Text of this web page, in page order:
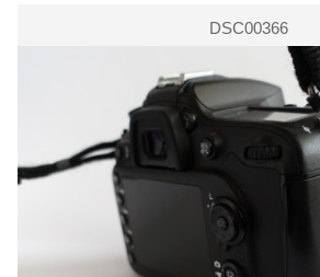
DSC00366